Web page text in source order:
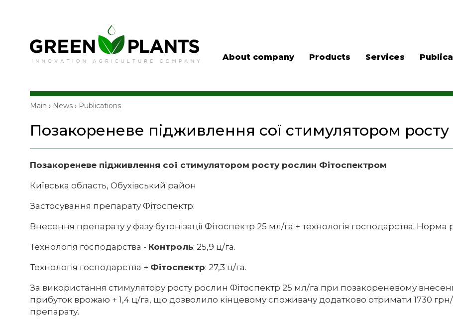
About company Products Services
Main › News › Publications
Позакореневе підживлення сої стимулятором
Позакореневе підживлення сої стимулятором росту рослин Фітоспектром
Київська область, Обухівський район
Застосування препарату Фітоспектр:
Внесення препарату у фазу бутонізації Фітоспектр 25 мл/га + технологія господарства.
Технологія господарства - Контроль: 25,9 ц/га.
Технологія господарства + Фітоспектр: 27,3 ц/га.
За використання стимулятору росту рослин Фітоспектр 25 мл/га при позакореневому
прибуток врожаю + 1,4 ц/га, що дозволило кінцевому споживачу додатково отримати 1730 грн/
препарату.